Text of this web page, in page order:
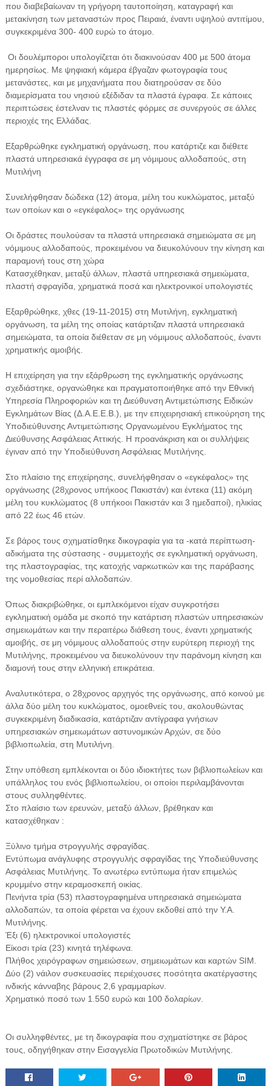
που διαβεβαίωναν τη γρήγορη ταυτοποίηση, καταγραφή και
μετακίνηση των μεταναστών προς Πειραιά, έναντι υψηλού αντιτίμου,
συγκεκριμένα 300- 400 ευρώ το άτομο.
Οι δουλέμποροι υπολογίζεται ότι διακινούσαν 400 με 500 άτομα
ημερησίως. Με ψηφιακή κάμερα έβγαζαν φωτογραφία τους
μετανάστες, και με μηχανήματα που διατηρούσαν σε δύο
διαμερίσματα του νησιού εξέδιδαν τα πλαστά έγραφα. Σε κάποιες
περιπτώσεις έστελναν τις πλαστές φόρμες σε συνεργούς σε άλλες
περιοχές της Ελλάδας.
Εξαρθρώθηκε εγκληματική οργάνωση, που κατάρτιζε και διέθετε
πλαστά υπηρεσιακά έγγραφα σε μη νόμιμους αλλοδαπούς, στη
Μυτιλήνη
Συνελήφθησαν δώδεκα (12) άτομα, μέλη του κυκλώματος, μεταξύ
των οποίων και ο «εγκέφαλος» της οργάνωσης
Οι δράστες πουλούσαν τα πλαστά υπηρεσιακά σημειώματα σε μη
νόμιμους αλλοδαπούς, προκειμένου να διευκολύνουν την κίνηση και
παραμονή τους στη χώρα
Κατασχέθηκαν, μεταξύ άλλων, πλαστά υπηρεσιακά σημειώματα,
πλαστή σφραγίδα, χρηματικά ποσά και ηλεκτρονικοί υπολογιστές
Εξαρθρώθηκε, χθες (19-11-2015) στη Μυτιλήνη, εγκληματική
οργάνωση, τα μέλη της οποίας κατάρτιζαν πλαστά υπηρεσιακά
σημειώματα, τα οποία διέθεταν σε μη νόμιμους αλλοδαπούς, έναντι
χρηματικής αμοιβής.
Η επιχείρηση για την εξάρθρωση της εγκληματικής οργάνωσης
σχεδιάστηκε, οργανώθηκε και πραγματοποιήθηκε από την Εθνική
Υπηρεσία Πληροφοριών και τη Διεύθυνση Αντιμετώπισης Ειδικών
Εγκλημάτων Βίας (Δ.Α.Ε.Ε.Β.), με την επιχειρησιακή επικούρηση της
Υποδιεύθυνσης Αντιμετώπισης Οργανωμένου Εγκλήματος της
Διεύθυνσης Ασφάλειας Αττικής. Η προανάκριση και οι συλλήψεις
έγιναν από την Υποδιεύθυνση Ασφάλειας Μυτιλήνης.
Στο πλαίσιο της επιχείρησης, συνελήφθησαν ο «εγκέφαλος» της
οργάνωσης (28χρονος υπήκοος Πακιστάν) και έντεκα (11) ακόμη
μέλη του κυκλώματος (8 υπήκοοι Πακιστάν και 3 ημεδαποί), ηλικίας
από 22 έως 46 ετών.
Σε βάρος τους σχηματίσθηκε δικογραφία για τα -κατά περίπτωση-
αδικήματα της σύστασης - συμμετοχής σε εγκληματική οργάνωση,
της πλαστογραφίας, της κατοχής ναρκωτικών και της παράβασης
της νομοθεσίας περί αλλοδαπών.
Όπως διακριβώθηκε, οι εμπλεκόμενοι είχαν συγκροτήσει
εγκληματική ομάδα με σκοπό την κατάρτιση πλαστών υπηρεσιακών
σημειωμάτων και την περαιτέρω διάθεση τους, έναντι χρηματικής
αμοιβής, σε μη νόμιμους αλλοδαπούς στην ευρύτερη περιοχή της
Μυτιλήνης, προκειμένου να διευκολύνουν την παράνομη κίνηση και
διαμονή τους στην ελληνική επικράτεια.
Αναλυτικότερα, ο 28χρονος αρχηγός της οργάνωσης, από κοινού με
άλλα δύο μέλη του κυκλώματος, ομοεθνείς του, ακολουθώντας
συγκεκριμένη διαδικασία, κατάρτιζαν αντίγραφα γνήσιων
υπηρεσιακών σημειωμάτων αστυνομικών Αρχών, σε δύο
βιβλιοπωλεία, στη Μυτιλήνη.
Στην υπόθεση εμπλέκονται οι δύο ιδιοκτήτες των βιβλιοπωλείων και
υπάλληλος του ενός βιβλιοπωλείου, οι οποίοι περιλαμβάνονται
στους συλληφθέντες.
Στο πλαίσιο των ερευνών, μεταξύ άλλων, βρέθηκαν και
κατασχέθηκαν :
Ξύλινο τμήμα στρογγυλής σφραγίδας.
Εντύπωμα ανάγλυφης στρογγυλής σφραγίδας της Υποδιεύθυνσης
Ασφάλειας Μυτιλήνης. Το ανωτέρω εντύπωμα ήταν επιμελώς
κρυμμένο στην κεραμοσκεπή οικίας.
Πενήντα τρία (53) πλαστογραφημένα υπηρεσιακά σημειώματα
αλλοδαπών, τα οποία φέρεται να έχουν εκδοθεί από την Υ.Α.
Μυτιλήνης.
Έξι (6) ηλεκτρονικοί υπολογιστές
Είκοσι τρία (23) κινητά τηλέφωνα.
Πλήθος χειρόγραφων σημειώσεων, σημειωμάτων και καρτών SIM.
Δύο (2) νάιλον συσκευασίες περιέχουσες ποσότητα ακατέργαστης
ινδικής κάνναβης βάρους 2,6 γραμμαρίων.
Χρηματικό ποσό των 1.550 ευρώ και 100 δολαρίων.
Οι συλληφθέντες, με τη δικογραφία που σχηματίστηκε σε βάρος
τους, οδηγήθηκαν στην Εισαγγελία Πρωτοδικών Μυτιλήνης.